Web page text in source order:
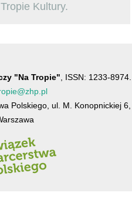
Kultury.
"Na Tropie" , ISSN: 1233-8974.
Polskiego, ul. M. Konopnickiej 6,